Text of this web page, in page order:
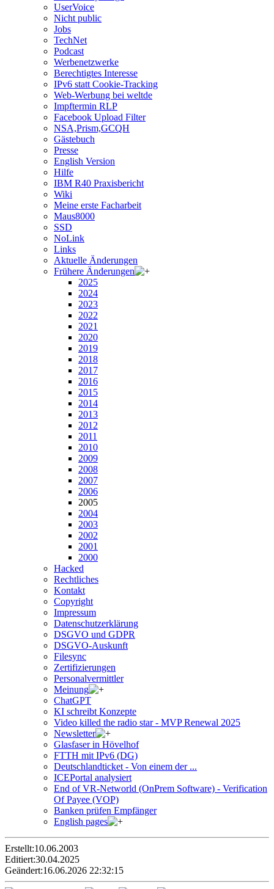
UserVoice
Nicht public
Jobs
TechNet
Podcast
Werbenetzwerke
Berechtigtes Interesse
IPv6 statt Cookie-Tracking
Web-Werbung bei weltde
Impftermin RLP
Facebook Upload Filter
NSA,Prism,GCQH
Gästebuch
Presse
English Version
Hilfe
IBM R40 Praxisbericht
Wiki
Meine erste Facharbeit
Maus8000
SSD
NoLink
Links
Aktuelle Änderungen
Frühere Änderungen
2025
2024
2023
2022
2021
2020
2019
2018
2017
2016
2015
2014
2013
2012
2011
2010
2009
2008
2007
2006
2005
2004
2003
2002
2001
2000
Hacked
Rechtliches
Kontakt
Copyright
Impressum
Datenschutzerklärung
DSGVO und GDPR
DSGVO-Auskunft
Filesync
Zertifizierungen
Personalvermittler
Meinung
ChatGPT
KI schreibt Konzepte
Video killed the radio star - MVP Renewal 2025
Newsletter
Glasfaser in Hövelhof
FTTH mit IPv6 (DG)
Deutschlandticket - Von einem der ...
ICEPortal analysiert
End of VR-Networld (OnPrem Software) - Verification
Of Payee (VOP)
Banken prüfen Empfänger
English pages
Erstellt:10.06.2003
Editiert:30.04.2025
Geändert:16.06.2026 22:32:15